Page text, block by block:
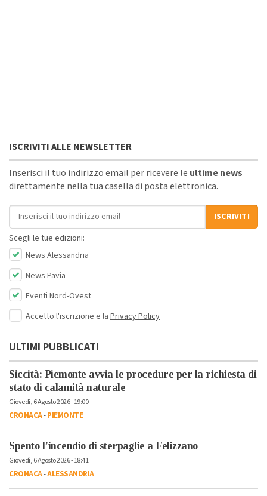
ISCRIVITI ALLE NEWSLETTER
Inserisci il tuo indirizzo email per ricevere le ultime news
direttamente nella tua casella di posta elettronica.
Indirizzo email
ISCRIVITI
Scegli le tue edizioni:
News Alessandria
News Pavia
Eventi Nord-Ovest
Accetto l'iscrizione e la Privacy Policy
ULTIMI PUBBLICATI
Siccità: Piemonte avvia le procedure per la richiesta di
stato di calamità naturale
Giovedì, 6 Agosto 2026 - 19:00
CRONACA-PIEMONTE
Spento l’incendio di sterpaglie a Felizzano
Giovedì, 6 Agosto 2026 - 18:41
CRONACA-ALESSANDRIA